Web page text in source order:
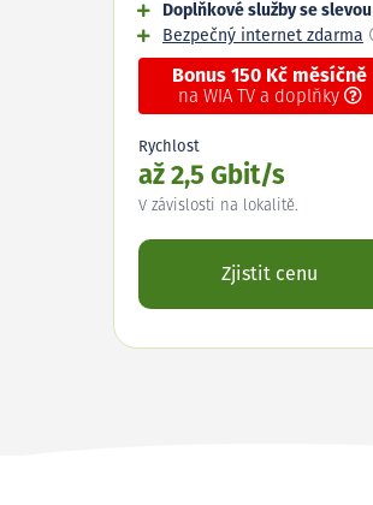
Doplňkové služby se slevou
Bezpečný internet zdarma
Bonus 150 Kč měsíčně
na WIA TV a doplňky
Rychlost
až 2,5 Gbit/s
V závislosti na lokalitě.
Zjistit cenu